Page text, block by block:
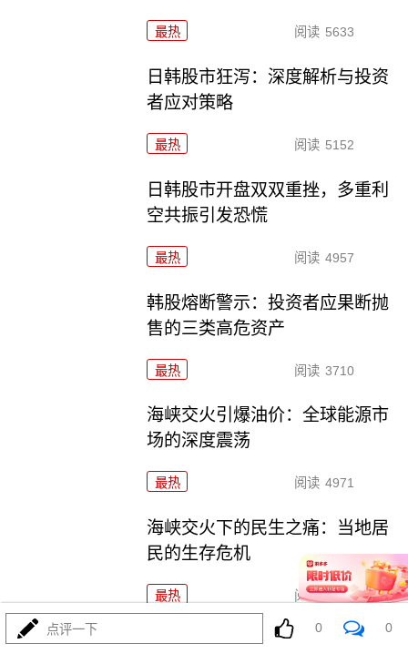
最热 阅读 5633
日韩股市狂泻：深度解析与投资
者应对策略
最热 阅读 5152
日韩股市开盘双双重挫，多重利
空共振引发恐慌
最热 阅读 4957
韩股熔断警示：投资者应果断抛
售的三类高危资产
最热 阅读 3710
海峡交火引爆油价：全球能源市
场的深度震荡
最热 阅读 4971
海峡交火下的民生之痛：当地居
民的生存危机
最热 阅读 4082
霍尔木兹断流：全球能源命脉的至暗时刻
点评一下 0 0